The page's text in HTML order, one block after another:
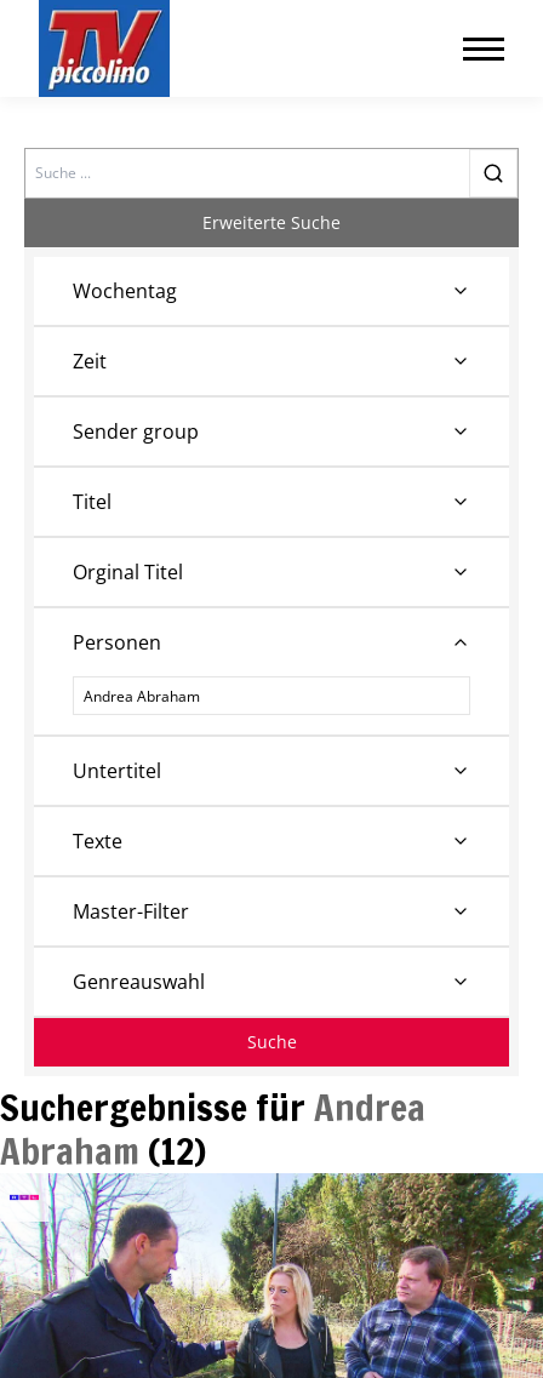
Search
Suchergebnisse fürAndrea
Abraham (12)
Erweiterte Suche
Wochentag
Zeit
Sender group
Titel
Orginal Titel
Personen
Personen
Untertitel
Texte
Master-Filter
Genreauswahl
Suche